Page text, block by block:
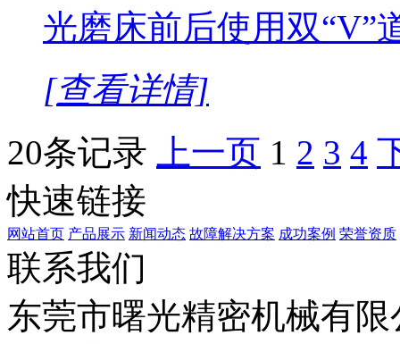
光磨床前后使用双“V”
[查看详情]
20条记录
上一页 1 2 3 4
快速链接
网站首页 产品展示 新闻动态 故障解决方案 成功案例 荣誉资质
联系我们
东莞市曙光精密机械有限